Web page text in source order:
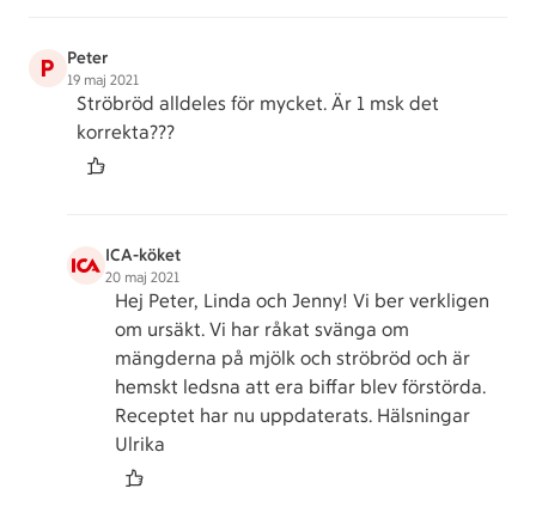
P Peter
19 maj 2021
Ströbröd alldeles för mycket. Är 1 msk det
korrekta???
ICA-köket
20 maj 2021
Hej Peter, Linda och Jenny! Vi ber verkligen
om ursäkt. Vi har råkat svänga om
mängderna på mjölk och ströbröd och är
hemskt ledsna att era biffar blev förstörda.
Receptet har nu uppdaterats. Hälsningar
Ulrika